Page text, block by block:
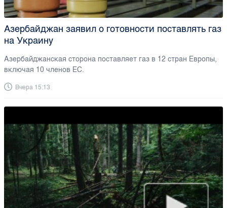
Азербайджан заявил о готовности поставлять газ
на Украину
Азербайджанская сторона поставляет газ в 12 стран Европы,
включая 10 членов ЕС.
Вчера 15:13